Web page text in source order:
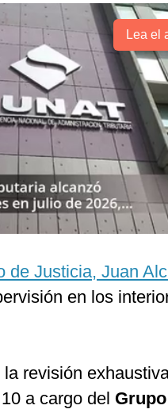
Lea el
de Justicia, Juan
en los
revisión
a cargo del